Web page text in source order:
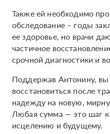
Также ей необходимо
обследование – годы
ее здоровье, но врачи
частичное
срочной диагностики и
Поддержав Антонину,
восстановиться после
надежду на новую,
Любая сумма — это шаг к
исцелению и будущему.